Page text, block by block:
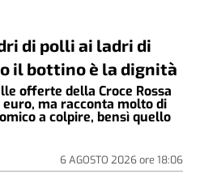
di polli ai ladri di
il bottino è la dignità
offerte della Croce Rossa
ma racconta molto di
a colpire, bensì quello
6 AGOSTO 2026ore 18:06